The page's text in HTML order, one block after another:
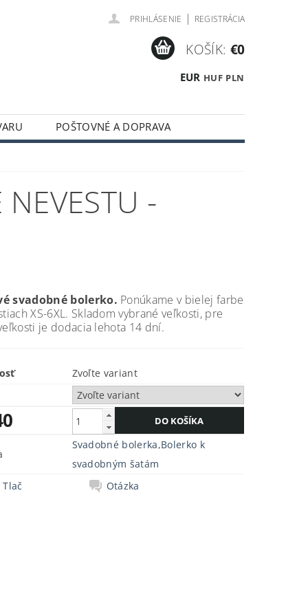
PRIHLÁSENIE | REGISTRÁCIA
EUR HUF PLN
KOŠÍK: €0
POŠTOVNÉ A DOPRAVA
-
svadobné bolerko. Ponúkame v bielej farbe
XS-6XL. Skladom vybrané veľkosti, pre
je dodacia lehota 14 dní.
Zvoľte variant
Svadobné bolerka,Bolerko k
svadobným šatám
Tlač
Otázka